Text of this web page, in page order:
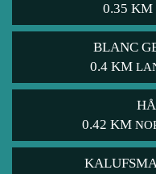
0.35 KM
BLANC
0.4 KM
0.42 KM